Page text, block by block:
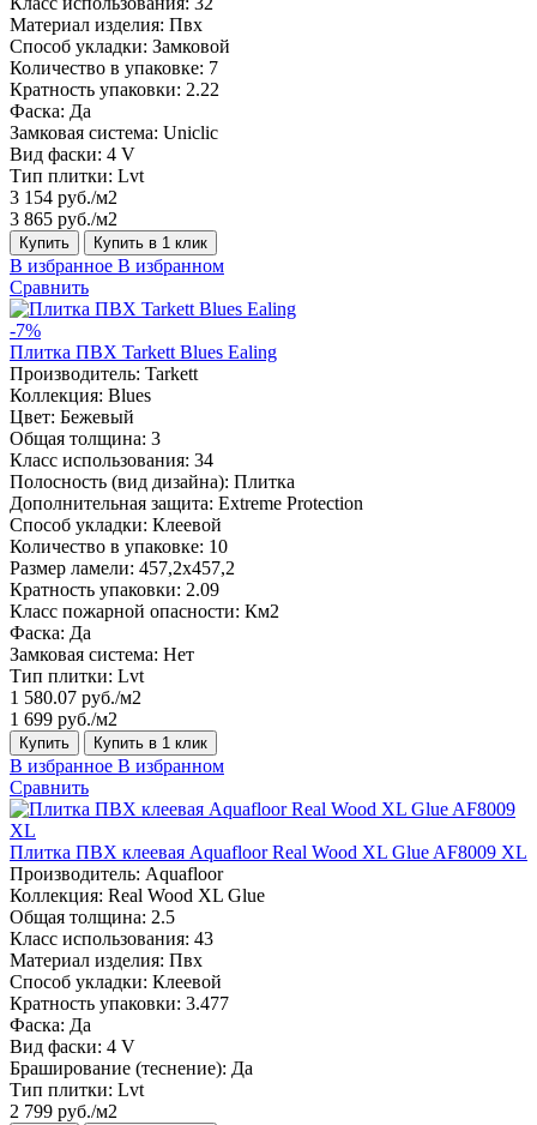
Материал изделия: Пвх
Способ укладки: Замковой
Количество в упаковке: 7
Кратность упаковки: 2.22
Фаска: Да
Замковая система: Uniclic
Вид фаски: 4 V
Тип плитки: Lvt
3 154 руб./м2
3 865 руб./м2
Купить Купить в 1 клик
В избранное В избранном
Сравнить
-7%
Плитка ПВХ Tarkett Blues Ealing
Производитель: Tarkett
Коллекция: Blues
Цвет: Бежевый
Общая толщина: 3
Класс использования: 34
Полосность (вид дизайна): Плитка
Дополнительная защита: Extreme Protection
Способ укладки: Клеевой
Количество в упаковке: 10
Размер ламели: 457,2х457,2
Кратность упаковки: 2.09
Класс пожарной опасности: Км2
Фаска: Да
Замковая система: Нет
Тип плитки: Lvt
1 580.07 руб./м2
1 699 руб./м2
Купить Купить в 1 клик
В избранное В избранном
Сравнить
Плитка ПВХ клеевая Aquafloor Real Wood XL Glue AF8009 XL
Производитель: Aquafloor
Коллекция: Real Wood XL Glue
Общая толщина: 2.5
Класс использования: 43
Материал изделия: Пвх
Способ укладки: Клеевой
Кратность упаковки: 3.477
Фаска: Да
Вид фаски: 4 V
Браширование (теснение): Да
Тип плитки: Lvt
2 799 руб./м2